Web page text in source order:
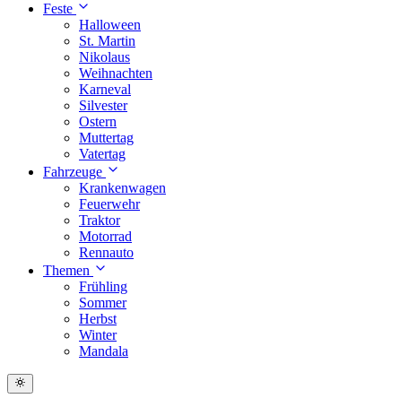
Feste
Halloween
St. Martin
Nikolaus
Weihnachten
Karneval
Silvester
Ostern
Muttertag
Vatertag
Fahrzeuge
Krankenwagen
Feuerwehr
Traktor
Motorrad
Rennauto
Themen
Frühling
Sommer
Herbst
Winter
Mandala